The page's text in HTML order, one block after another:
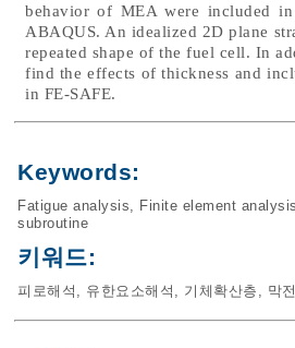
behavior of MEA were included
ABAQUS. An idealized 2D plane
repeated shape of the fuel cell. In
find the effects of thickness and
in FE-SAFE.
Keywords:
Fatigue analysis, Finite element analysis
subroutine
키워드:
피로해석 , 유한요소해석 , 기체확산층 , 막